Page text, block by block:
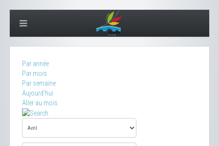
Par année
Par mois
Par semaine
Aujourd'hui
Aller au mois